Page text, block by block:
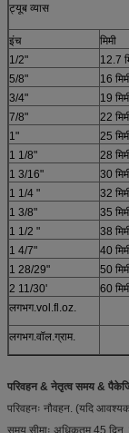
ट्यूब व्यास
इंच मिमी
1/2"
12.7
5/8"
16
3/4"
19
7/8"
22
1"
25
1 1/8"
28
1 3/16"
30
1 1/4 "
32
1 3/8"
35
1 1/2 "
38
1 4/7"
40
1 28/29"
50
2 11/30'
60
लगभग.vol.fl.oz.
लगभग.वॉल.ग्राम.
परिवहन & नेतृत्व समय &
परिवहनः नौवहन. (यदि
समय सीमाः अधिकतम 45